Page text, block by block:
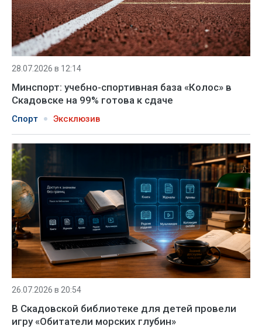
28.07.2026 в 12:14
Минспорт: учебно-спортивная база «Колос» в
Скадовске на 99% готова к сдаче
Спорт Эксклюзив
26.07.2026 в 20:54
В Скадовской библиотеке для детей провели
игру «Обитатели морских глубин»